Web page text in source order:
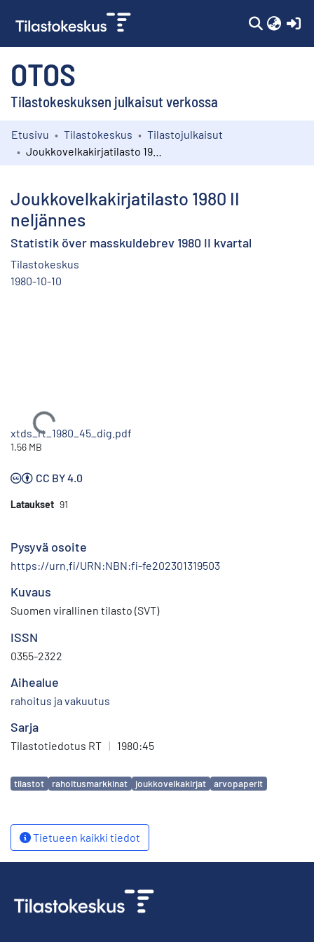
OTOS
Tilastokeskuksen julkaisut verkossa
Kokoelmat
Etusivu Tilastokeskus
Tilastojulkaisut
Joukkovelkakirjatilasto 1980 II
neljännes
Statistik över masskuldebrev 1980 II kvartal
Tilastokeskus
1980-10-10
Ladataan...
xtds_rt_1980_45_dig.pdf
1.56 MB
CC BY 4.0
Lataukset 91
Pysyvä osoite
https://urn.fi/URN:NBN:fi-fe202301319503
Kuvaus
Suomen virallinen tilasto (SVT)
ISSN
0355-2322
Aihealue
rahoitus ja vakuutus
Sarja
Tilastotiedotus RT | 1980:45
Avainsanat
tilastot rahoitusmarkkinat joukkovelkakirjat arvopaperit
Tietueen kaikki tiedot